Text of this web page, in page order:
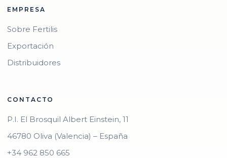
EMPRESA
Sobre Fertilis
Exportación
Distribuidores
CONTACTO
P.I. El Brosquil Albert Einstein, 11
46780 Oliva (Valencia) – España
+34 962 850 665